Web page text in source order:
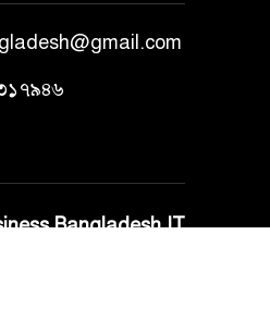
Bangladesh IT